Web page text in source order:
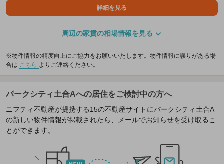
詳細を見る
周辺の家賃の相場情報を見る
※物件情報の精度向上にご協力をお願いいたします。物件情報に誤りがある場
合は こちら よりご連絡ください。
パークシティ土合Aへの居住をご検討中の方へ
ニフティ不動産が提携する15の不動産サイトにパークシティ土合A
の新しい物件情報が掲載されたら、メールでお知らせを受け取るこ
とができます。